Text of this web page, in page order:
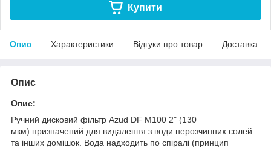
Купити
Опис Характеристики Відгуки про товар Доставка
Опис
Опис:
Ручний дисковий фільтр Azud DF M100 2" (130
мкм) призначений для видалення з води нерозчинних солей
та інших домішок. Вода надходить по спіралі (принцип